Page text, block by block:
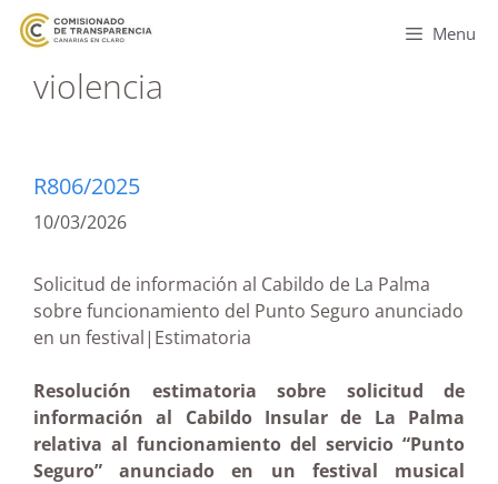
Menu
violencia
R806/2025
10/03/2026
Solicitud de información al Cabildo de La Palma
sobre funcionamiento del Punto Seguro anunciado
en un festival|Estimatoria
Resolución estimatoria sobre solicitud de
información al Cabildo Insular de La Palma
relativa al funcionamiento del servicio “Punto
Seguro” anunciado en un festival musical